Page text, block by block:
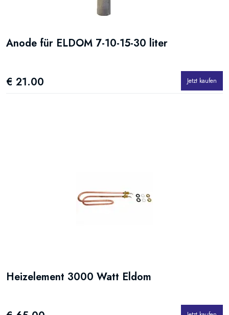
Anode für ELDOM 7-10-15-30 liter
€ 21.00 Jetzt kaufen
Heizelement 3000 Watt Eldom